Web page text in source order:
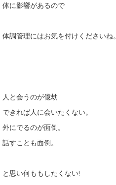
体に影響があるので
体調管理にはお気を付けくださいね。
人と会うのが億劫
できれば人に会いたくない。
外にでるのが面倒。
話すことも面倒。
と思い何ももしたくない!